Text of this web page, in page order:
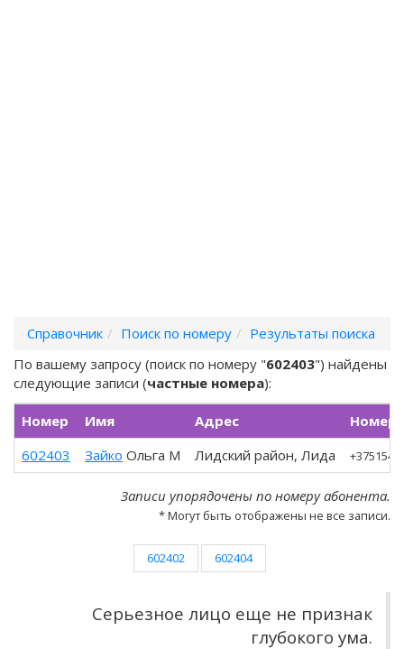
Справочник Поиск по номеру
Результаты поиска
По вашему запросу (поиск по номеру "602403") найдены
следующие записи (частные номера):
Номер Имя Адрес
Номер
602403
Зайко Ольга М Лидский район, Лида
Записи упорядочены по номеру абонента.
* Могут быть отображены не все записи.
602402 602404
Серьезное лицо еще не признак
глубокого ума.